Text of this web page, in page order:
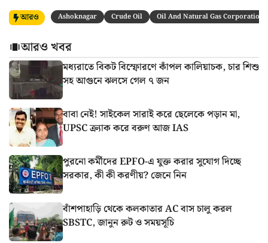
আরও Ashoknagar Crude Oil Oil And Natural Gas Corporation
আরও খবর
মধ্যরাতে বিকট বিস্ফোরণে কাঁপল কালিয়াচক, চার শিশু
সহ আগুনে ঝলসে গেল ৭ জন
বাবা নেই! সাইকেল সারাই করে ছেলেকে পড়ান মা,
UPSC ক্র্যাক করে বরুণ আজ IAS
পুরনো কর্মীদের EPFO-এ যুক্ত করার সুযোগ দিচ্ছে
সরকার, কী কী করণীয়? জেনে নিন
বাঁশপাহাড়ি থেকে কলকাতার AC বাস চালু করল
SBSTC, জানুন রুট ও সময়সূচি